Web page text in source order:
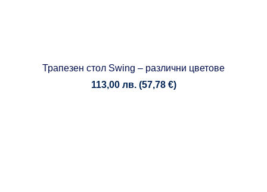
Трапезен стол Swing – различни цветове
113,00 лв. (57,78 €)